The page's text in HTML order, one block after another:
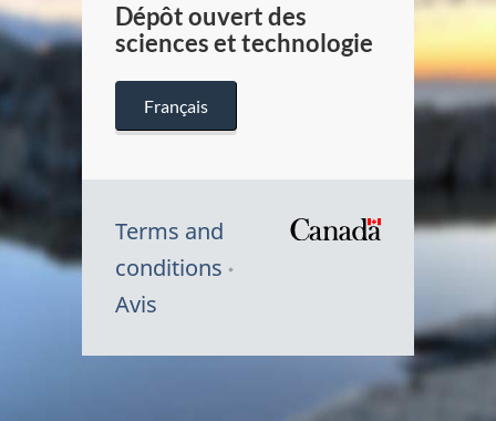
Dépôt ouvert des
sciences et technologie
Français
Terms and
conditions
Avis
du